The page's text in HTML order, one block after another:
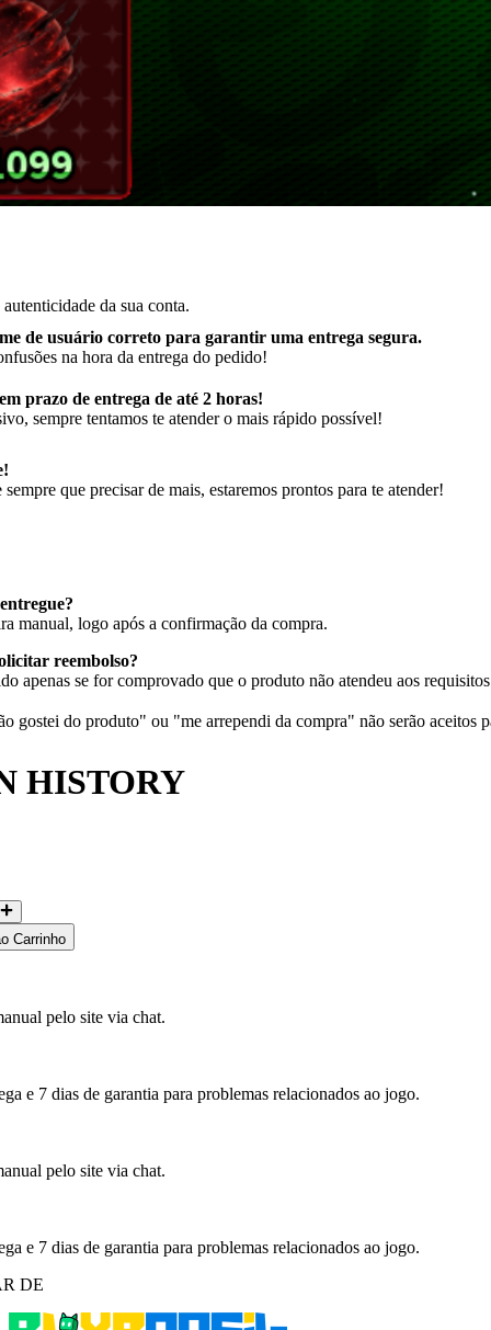
da sua conta.
de usuário correto para garantir uma entrega segura.
na hora da entrega do pedido!
prazo de entrega de até 2 horas!
sempre tentamos te atender o mais rápido possível!
que precisar de mais, estaremos prontos para te atender!
manual, logo após a confirmação da compra.
reembolso?
apenas se for comprovado que o produto não atendeu aos
gostei do produto" ou "me arrependi da compra" não serão aceitos
HISTORY
Carrinho
pelo site via chat.
e 7 dias de garantia para problemas relacionados ao jogo.
pelo site via chat.
e 7 dias de garantia para problemas relacionados ao jogo.
DE